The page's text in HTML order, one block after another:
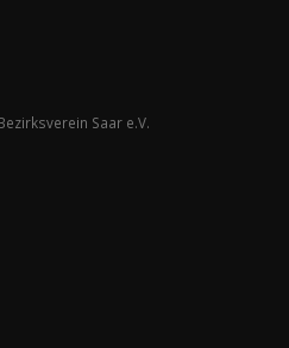
Saar e.V.